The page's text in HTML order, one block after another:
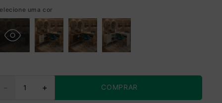
uma cor
＋
－ COMPRAR